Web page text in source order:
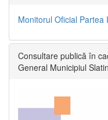
Monitorul Oficial Partea
Consultare publică în
General Municipiul